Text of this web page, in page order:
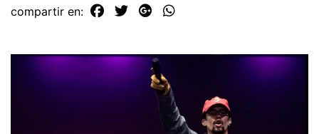
compartir en: